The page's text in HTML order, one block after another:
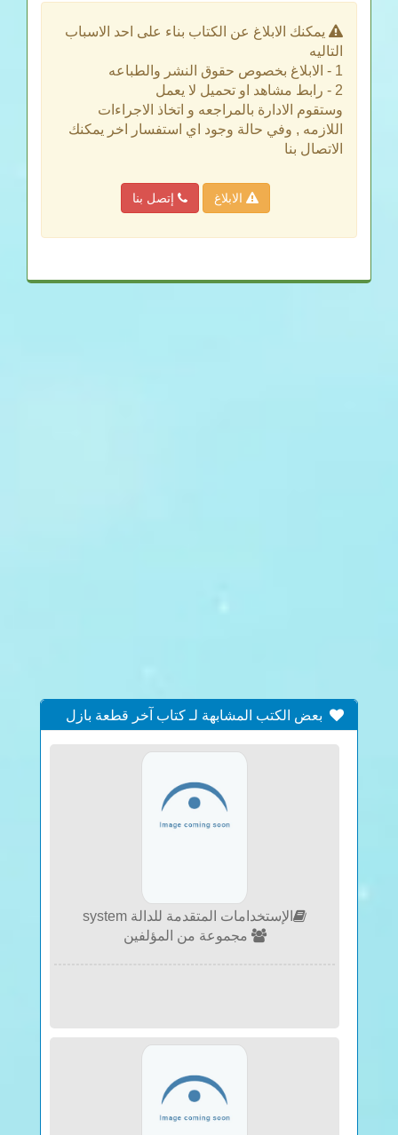
يمكنك الابلاغ عن الكتاب بناء على احد الاسباب
التاليه
1 - الابلاغ بخصوص حقوق النشر والطباعه
2 - رابط مشاهد او تحميل لا يعمل
وستقوم الادارة بالمراجعه و اتخاذ الاجراءات
اللازمه , وفي حالة وجود اي استفسار اخر يمكنك
الاتصال بنا
الابلاغ إتصل بنا
بعض الكتب المشابهة لـ كتاب آخر قطعة بازل
الإستخدامات المتقدمة للدالة system
مجموعة من المؤلفين